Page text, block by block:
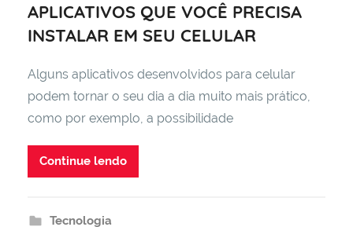
APLICATIVOS QUE VOCÊ PRECISA
INSTALAR EM SEU CELULAR
Alguns aplicativos desenvolvidos para celular
podem tornar o seu dia a dia muito mais prático,
como por exemplo, a possibilidade
Continue lendo
Tecnologia